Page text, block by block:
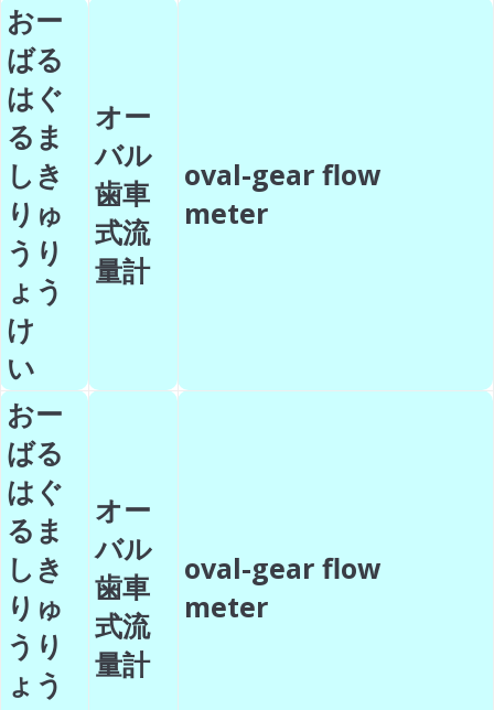
おー
ばる
はぐ
るま
しき
りゅ
うり
ょう
け
い
オー
バル
歯車
式流
量計
oval-gear flow
meter
おー
ばる
はぐ
るま
しき
りゅ
うり
ょう
オー
バル
歯車
式流
量計
oval-gear flow
meter